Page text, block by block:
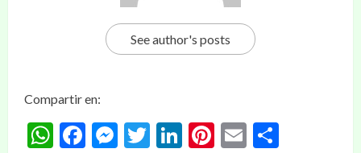
See author's posts
Compartir en:
WhatsApp
Facebook
Messenger
Twitter
LinkedIn
Pinterest
Email